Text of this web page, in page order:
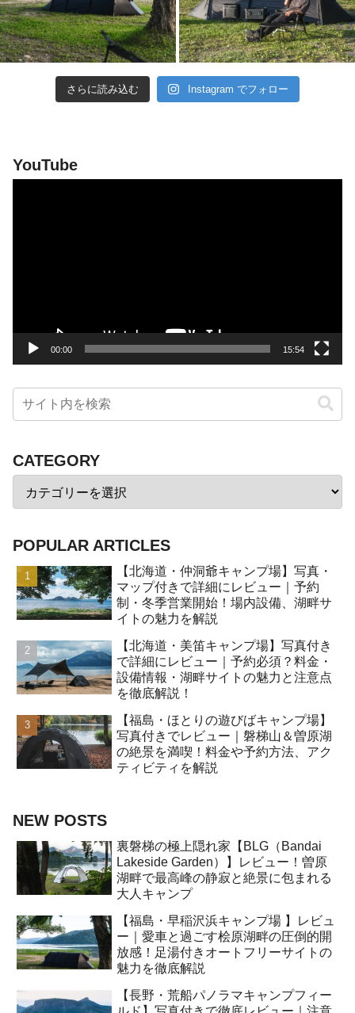
さらに読み込む Instagram でフォロー
YouTube
00:00 15:54
CATEGORY
POPULAR ARTICLES
【北海道・仲洞爺キャンプ場】写真・
マップ付きで詳細にレビュー｜予約
制・冬季営業開始！場内設備、湖畔サ
イトの魅力を解説
【北海道・美笛キャンプ場】写真付き
で詳細にレビュー｜予約必須？料金・
設備情報・湖畔サイトの魅力と注意点
を徹底解説！
【福島・ほとりの遊びばキャンプ場】
写真付きでレビュー｜磐梯山＆曽原湖
の絶景を満喫！料金や予約方法、アク
ティビティを解説
NEW POSTS
裏磐梯の極上隠れ家【BLG（Bandai
Lakeside Garden）】レビュー！曽原
湖畔で最高峰の静寂と絶景に包まれる
大人キャンプ
【福島・早稲沢浜キャンプ場 】レビュ
ー｜愛車と過ごす桧原湖畔の圧倒的開
放感！足湯付きオートフリーサイトの
魅力を徹底解説
【長野・荒船パノラマキャンプフィー